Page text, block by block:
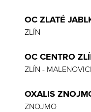
OC ZLATÉ
ZLÍN
OC CENTRO
ZLÍN -
OXALIS
ZNOJMO